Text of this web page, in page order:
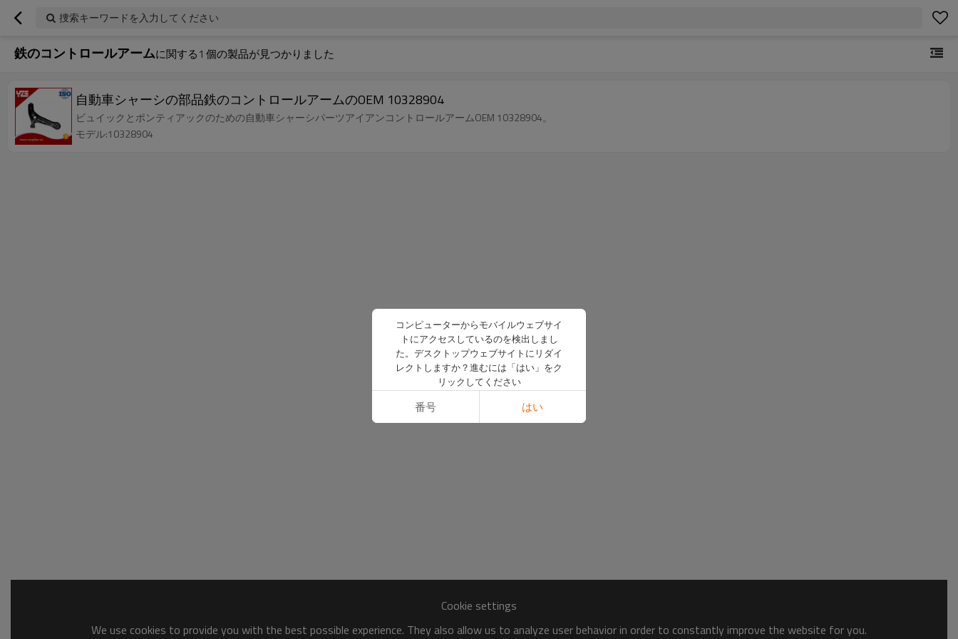
捜索キーワードを入力してください
鉄のコントロールアームに関する1 個の製品が見つかりました
自動車シャーシの部品鉄のコントロールアームのOEM 10328904
ビュイックとポンティアックのための自動車シャーシパーツアイアンコントロールアームOEM 10328904。
モデル:10328904
Cookie settings
We use cookies to provide you with the best possible experience. They also allow us to analyze user behavior in order to constantly improve the website for you.
コンピューターからモバイルウェブサイ
トにアクセスしているのを検出しまし
た。デスクトップウェブサイトにリダイ
レクトしますか？進むには「はい」をク
リックしてください
番号 はい